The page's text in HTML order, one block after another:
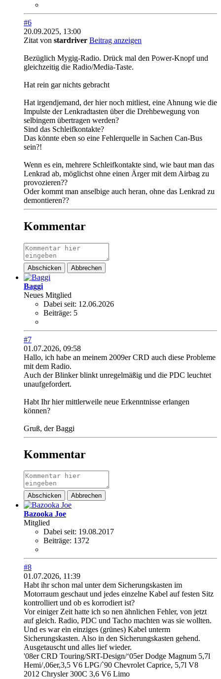
#6
20.09.2025, 13:00
Zitat von stardriver Beitrag anzeigen
Bezüglich Mygig-Radio. Drück mal den Power-Knopf und
gleichzeitig die Radio/Media-Taste.
Hat rein gar nichts gebracht
Hat irgendjemand, der hier noch mitliest, eine Ahnung wie die
Impulste der Lenkradtasten über die Drehbewegung von
selbingem übertragen werden?
Sind das Schleifkontakte?
Das könnte eben so eine Fehlerquelle in Sachen Can-Bus
sein?!
Wenn es ein, mehrere Schleifkontakte sind, wie baut man das
Lenkrad ab, möglichst ohne einen Ärger mit dem Airbag zu
provozieren??
Oder kommt man anselbige auch heran, ohne das Lenkrad zu
demontieren??
Kommentar
Abschicken Abbrechen
Baggi
Neues Mitglied
Dabei seit: 12.06.2026
Beiträge: 5
#7
01.07.2026, 09:58
Hallo, ich habe an meinem 2009er CRD auch diese Probleme
mit dem Radio.
Auch der Blinker blinkt unregelmäßig und die PDC leuchtet
unaufgefordert.
Habt Ihr hier mittlerweile neue Erkenntnisse erlangen
können?
Gruß, der Baggi
Kommentar
Abschicken Abbrechen
Bazooka Joe
Mitglied
Dabei seit: 19.08.2017
Beiträge: 1372
#8
01.07.2026, 11:39
Habt ihr schon mal unter dem Sicherungskasten im
Motorraum geschaut und jedes einzelne Kabel auf festen Sitz
kontrolliert und ob es korrodiert ist?
Vor einiger Zeit hatte ich so nen ähnlichen Fehler, von jetzt
auf gleich. Radio, PDC und Tacho machten was sie wollten.
Und es war ein einziges (grünes) Kabel unterm
Sicherungskasten. Also in den Sicherungskasten gehend.
Ausgetauscht und alles lief wieder.
'08er CRD Touring/SRT-Design/‘05er Dodge Magnum 5,7l
Hemi/‚06er,3,5 V6 LPG/`90 Chevrolet Caprice, 5,7l V8
2012 Chrysler 300C 3,6 V6 Limo